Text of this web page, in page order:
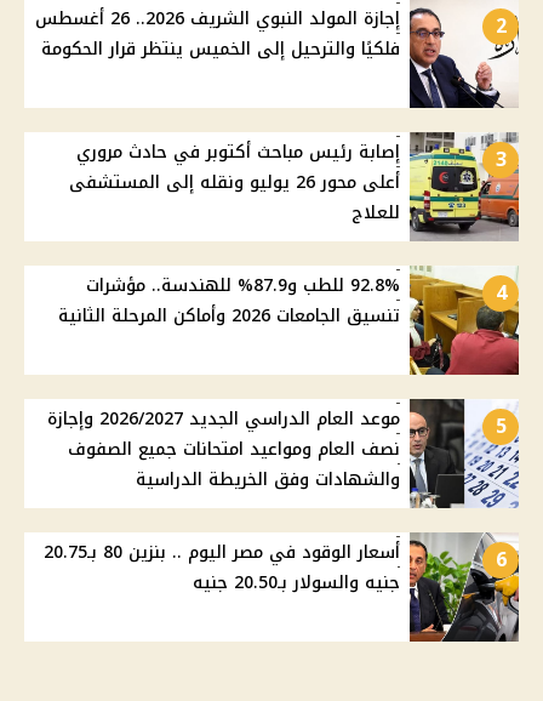
2
إجازة المولد النبوي الشريف 2026.. 26 أغسطس
فلكيًا والترحيل إلى الخميس ينتظر قرار الحكومة
3
إصابة رئيس مباحث أكتوبر في حادث مروري
أعلى محور 26 يوليو ونقله إلى المستشفى
للعلاج
4
92.8% للطب و87.9% للهندسة.. مؤشرات
تنسيق الجامعات 2026 وأماكن المرحلة الثانية
5
موعد العام الدراسي الجديد 2026/2027 وإجازة
نصف العام ومواعيد امتحانات جميع الصفوف
والشهادات وفق الخريطة الدراسية
6
أسعار الوقود في مصر اليوم .. بنزين 80 بـ20.75
جنيه والسولار بـ20.50 جنيه